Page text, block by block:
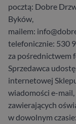
pocztą: Dobre
Byków,
mailem:
telefonicznie: 530
za pośrednictwem
Sprzedawca
internetowej
wiadomości e-mail,
zawierających
w dowolnym